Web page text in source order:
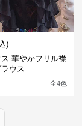
)
華やかフリル襟
ウス
全4色